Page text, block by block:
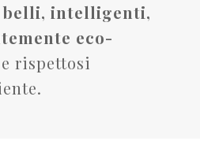
intelligenti,
eco-
e rispettosi